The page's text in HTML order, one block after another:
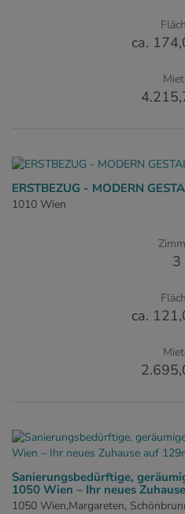
ca.
ERSTBEZUG - MODERN
1010 Wien
3
ca.
Sanierungsbedürftige,
1050 Wien – Ihr neues
1050 Wien,Margareten,